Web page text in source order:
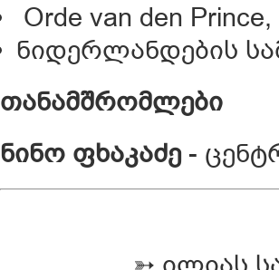
Orde van den
ნიდერლანდების
თანამშრომლები
ნინო ფხაკაძე-